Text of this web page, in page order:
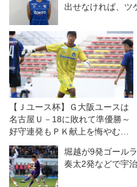
出せなければ、ツ
【Ｊユース杯】Ｇ大阪ユースは
名古屋Ｕ－18に敗れて準優勝～
好守連発もＰＫ献上を悔やむＧ
Ｋ駒井幸弘「キーパーとして与
えてはいけなかった」堀越が9発ゴール
奏太2発などで宇